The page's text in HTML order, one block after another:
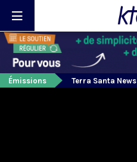
Émissions Terra Santa News